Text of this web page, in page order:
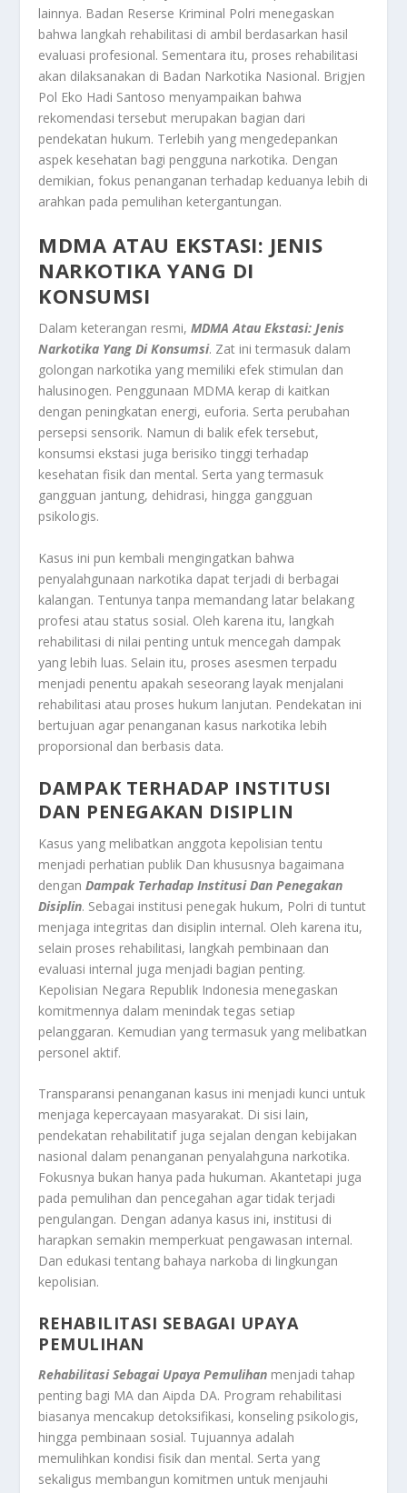
lainnya. Badan Reserse Kriminal Polri menegaskan
bahwa langkah rehabilitasi di ambil berdasarkan hasil
evaluasi profesional. Sementara itu, proses rehabilitasi
akan dilaksanakan di Badan Narkotika Nasional. Brigjen
Pol Eko Hadi Santoso menyampaikan bahwa
rekomendasi tersebut merupakan bagian dari
pendekatan hukum. Terlebih yang mengedepankan
aspek kesehatan bagi pengguna narkotika. Dengan
demikian, fokus penanganan terhadap keduanya lebih di
arahkan pada pemulihan ketergantungan.
MDMA ATAU EKSTASI: JENIS
NARKOTIKA YANG DI
KONSUMSI
Dalam keterangan resmi,MDMA Atau Ekstasi: Jenis
Narkotika Yang Di Konsumsi. Zat ini termasuk dalam
golongan narkotika yang memiliki efek stimulan dan
halusinogen. Penggunaan MDMA kerap di kaitkan
dengan peningkatan energi, euforia. Serta perubahan
persepsi sensorik. Namun di balik efek tersebut,
konsumsi ekstasi juga berisiko tinggi terhadap
kesehatan fisik dan mental. Serta yang termasuk
gangguan jantung, dehidrasi, hingga gangguan
psikologis.
Kasus ini pun kembali mengingatkan bahwa
penyalahgunaan narkotika dapat terjadi di berbagai
kalangan. Tentunya tanpa memandang latar belakang
profesi atau status sosial. Oleh karena itu, langkah
rehabilitasi di nilai penting untuk mencegah dampak
yang lebih luas. Selain itu, proses asesmen terpadu
menjadi penentu apakah seseorang layak menjalani
rehabilitasi atau proses hukum lanjutan. Pendekatan ini
bertujuan agar penanganan kasus narkotika lebih
proporsional dan berbasis data.
DAMPAK TERHADAP INSTITUSI
DAN PENEGAKAN DISIPLIN
Kasus yang melibatkan anggota kepolisian tentu
menjadi perhatian publik Dan khususnya bagaimana
denganDampak Terhadap Institusi Dan Penegakan
Disiplin. Sebagai institusi penegak hukum, Polri di tuntut
menjaga integritas dan disiplin internal. Oleh karena itu,
selain proses rehabilitasi, langkah pembinaan dan
evaluasi internal juga menjadi bagian penting.
Kepolisian Negara Republik Indonesia menegaskan
komitmennya dalam menindak tegas setiap
pelanggaran. Kemudian yang termasuk yang melibatkan
personel aktif.
Transparansi penanganan kasus ini menjadi kunci untuk
menjaga kepercayaan masyarakat. Di sisi lain,
pendekatan rehabilitatif juga sejalan dengan kebijakan
nasional dalam penanganan penyalahguna narkotika.
Fokusnya bukan hanya pada hukuman. Akantetapi juga
pada pemulihan dan pencegahan agar tidak terjadi
pengulangan. Dengan adanya kasus ini, institusi di
harapkan semakin memperkuat pengawasan internal.
Dan edukasi tentang bahaya narkoba di lingkungan
kepolisian.
REHABILITASI SEBAGAI UPAYA
PEMULIHAN
Rehabilitasi Sebagai Upaya Pemulihan menjadi tahap
penting bagi MA dan Aipda DA. Program rehabilitasi
biasanya mencakup detoksifikasi, konseling psikologis,
hingga pembinaan sosial. Tujuannya adalah
memulihkan kondisi fisik dan mental. Serta yang
sekaligus membangun komitmen untuk menjauhi